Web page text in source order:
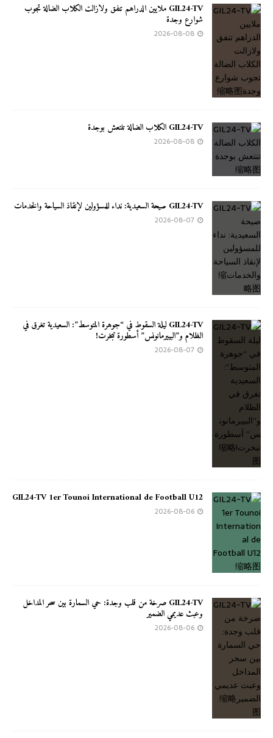
GIL24-TV ملايين الدراهم تنفق ولازالت الكلاب الضالة تجوب
شوارع وجدة
2026-08-08
GIL24-TV الكلاب الضالة تنتعش بوجدة
2026-08-08
GIL24-TV صيحة السعيدية: نداء للمسؤولين لإنقاذ السياحة والخدمات
2026-08-07
GIL24-TV ليلة السقوط في “جوهرة المتوسط”: السعيدية تغرق في
الظلام و”البييرمانونس” أسطورة تبخرت!
2026-08-07
GIL24-TV 1er Tounoi International de Football U12
2026-08-06
GIL24-TV صرخة من قلب وجدة: حي السمارة بين سحر المداخل
وعبث عديمي الضمير
2026-08-06